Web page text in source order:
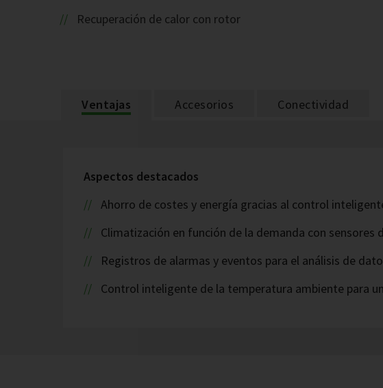
Recuperación de calor con rotor
Ventajas Accesorios Conectividad
Aspectos destacados
Ahorro de costes y energía gracias al control
Climatización en función de la demanda con sensores
Registros de alarmas y eventos para el análisis de
Control inteligente de la temperatura ambiente para